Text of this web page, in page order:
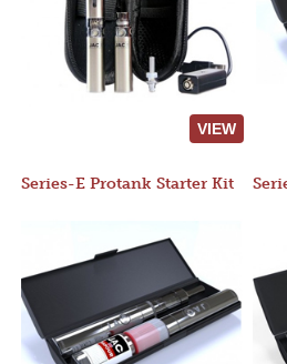
VIEW
Series-E Protank Starter Kit